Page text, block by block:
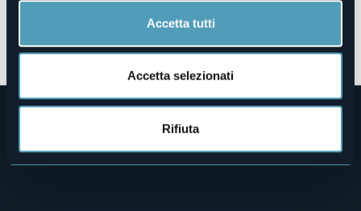
Accetta tutti
Accetta selezionati
Rifiuta